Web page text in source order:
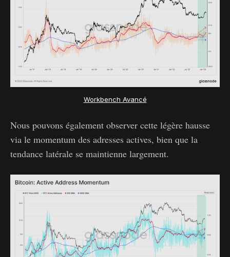
Workbench Avancé
Nous pouvons également observer cette légère hausse
via le momentum des adresses actives, bien que la
tendance latérale se maintienne largement.